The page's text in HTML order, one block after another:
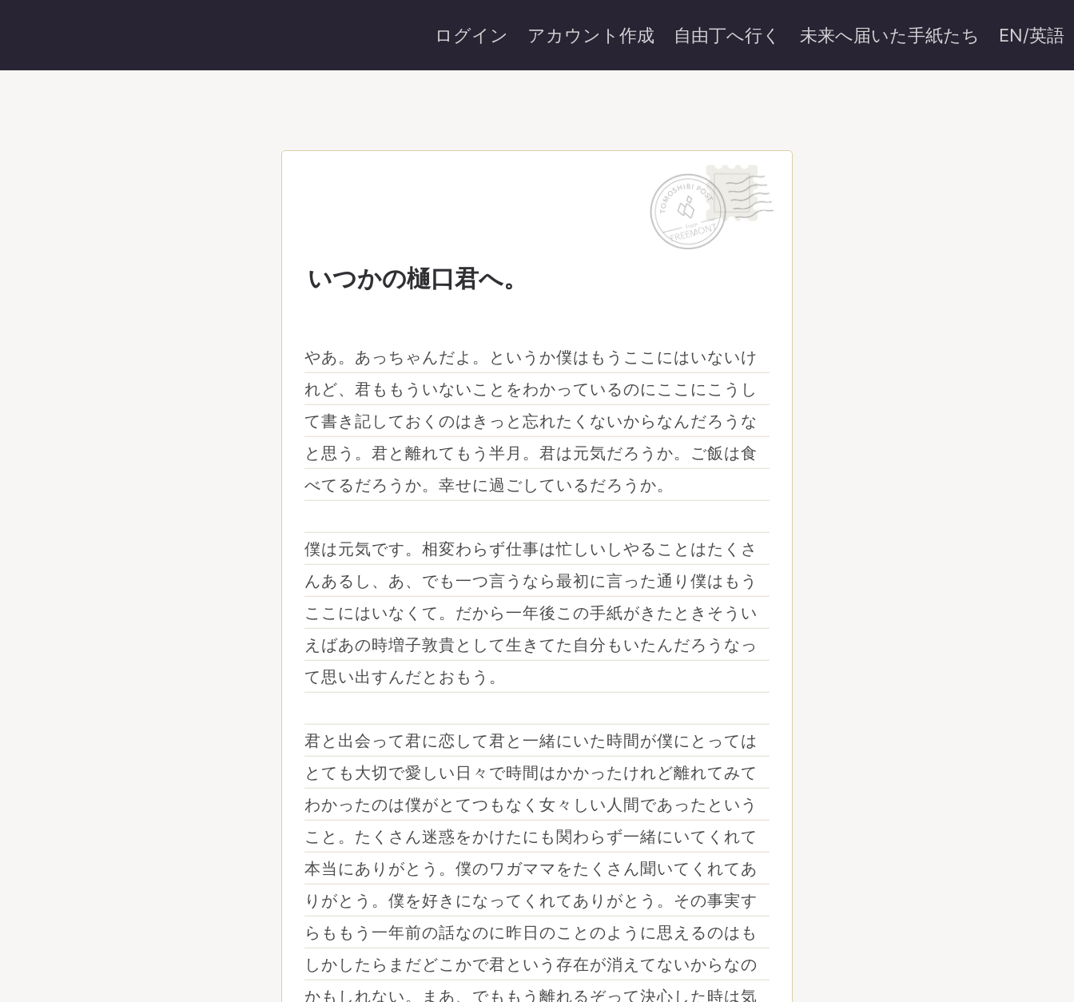
ログイン アカウント作成 自由丁へ行く 未来へ届いた手紙たち EN/英語
いつかの樋口君へ。
やあ。あっちゃんだよ。というか僕はもうここにはいないけ
れど、君ももういないことをわかっているのにここにこうし
て書き記しておくのはきっと忘れたくないからなんだろうな
と思う。君と離れてもう半月。君は元気だろうか。ご飯は食
べてるだろうか。幸せに過ごしているだろうか。
僕は元気です。相変わらず仕事は忙しいしやることはたくさ
んあるし、あ、でも一つ言うなら最初に言った通り僕はもう
ここにはいなくて。だから一年後この手紙がきたときそうい
えばあの時増子敦貴として生きてた自分もいたんだろうなっ
て思い出すんだとおもう。
君と出会って君に恋して君と一緒にいた時間が僕にとっては
とても大切で愛しい日々で時間はかかったけれど離れてみて
わかったのは僕がとてつもなく女々しい人間であったという
こと。たくさん迷惑をかけたにも関わらず一緒にいてくれて
本当にありがとう。僕のワガママをたくさん聞いてくれてあ
りがとう。僕を好きになってくれてありがとう。その事実す
らももう一年前の話なのに昨日のことのように思えるのはも
しかしたらまだどこかで君という存在が消えてないからなの
かもしれない。まあ、でももう離れるぞって決心した時は気